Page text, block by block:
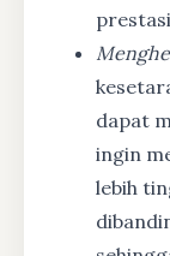
dapat
ingin
lebih